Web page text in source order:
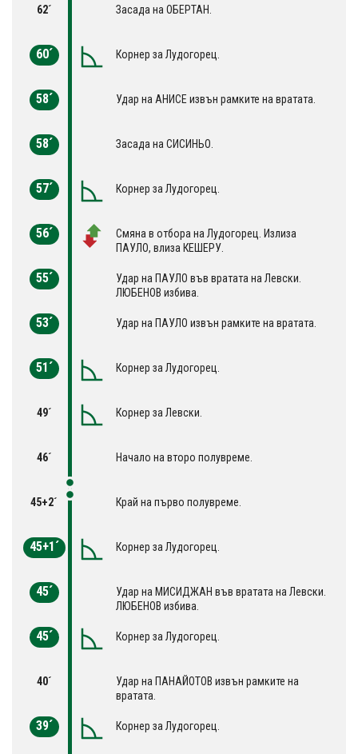
62´ Засада на ОБЕРТАН.
60´ Корнер за Лудогорец.
58´ Удар на АНИСЕ извън рамките на вратата.
58´ Засада на СИСИНЬО.
57´ Корнер за Лудогорец.
56´
Смяна в отбора на Лудогорец. Излиза
ПАУЛО, влиза КЕШЕРУ.
55´
Удар на ПАУЛО във вратата на Левски.
ЛЮБЕНОВ избива.
53´ Удар на ПАУЛО извън рамките на вратата.
51´ Корнер за Лудогорец.
49´ Корнер за Левски.
46´ Начало на второ полувреме.
45+2´ Край на първо полувреме.
45+1´ Корнер за Лудогорец.
45´
Удар на МИСИДЖАН във вратата на Левски.
ЛЮБЕНОВ избива.
45´ Корнер за Лудогорец.
40´
Удар на ПАНАЙОТОВ извън рамките на
вратата.
39´ Корнер за Лудогорец.